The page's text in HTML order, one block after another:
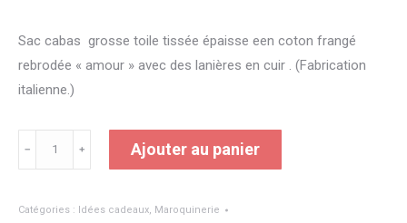
Sac cabas grosse toile tissée épaisse een coton frangé
rebrodée « amour » avec des lanières en cuir . (Fabrication
italienne.)
de
CABAS
﹣ ﹢ Ajouter au panier
Catégories : Idées cadeaux, Maroquinerie